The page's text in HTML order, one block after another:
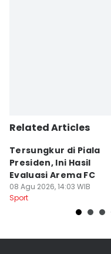
Related Articles
Tersungkur di Piala
Presiden, Ini Hasil
Evaluasi Arema FC
08 Agu 2026, 14:03 WIB
Sport